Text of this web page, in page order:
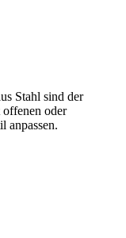
Stahl sind der
offenen oder
anpassen.